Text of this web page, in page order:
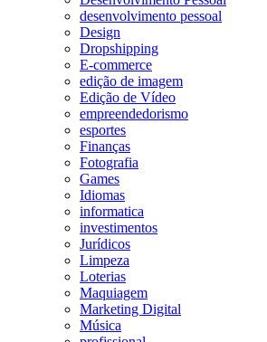
desenvolvimento pessoal
Design
Dropshipping
E-commerce
edição de imagem
Edição de Vídeo
empreendedorismo
esportes
Finanças
Fotografia
Games
Idiomas
informatica
investimentos
Jurídicos
Limpeza
Loterias
Maquiagem
Marketing Digital
Música